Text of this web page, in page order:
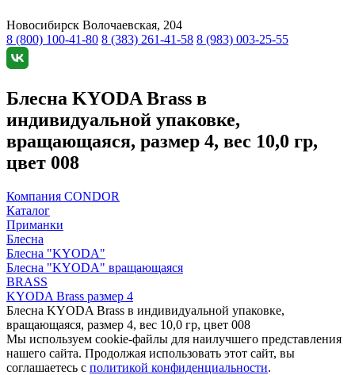
Новосибирск Волочаевская, 204
8 (800) 100-41-80 8 (383) 261-41-58 8 (983) 003-25-55
Блесна KYODA Brass в
индивидуальной упаковке,
вращающаяся, размер 4, вес 10,0 гр,
цвет 008
Компания CONDOR
Каталог
Приманки
Блесна
Блесна "KYODA"
Блесна "KYODA" вращающаяся
BRASS
KYODA Brass размер 4
Блесна KYODA Brass в индивидуальной упаковке,
вращающаяся, размер 4, вес 10,0 гр, цвет 008
Мы используем cookie-файлы для наилучшего представления
нашего сайта. Продолжая использовать этот сайт, вы
соглашаетесь c политикой конфиденциальности.